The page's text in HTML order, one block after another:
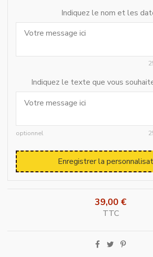
Indiquez le nom et les
Indiquez le texte que vous
optionnel
Enregistrer la
39,00 €
TTC